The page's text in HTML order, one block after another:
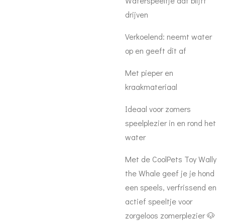
drijven
Verkoelend: neemt water
op en geeft dit af
Met pieper en
kraakmateriaal
Ideaal voor zomers
speelplezier in en rond het
water
Met de CoolPets Toy Wally
the Whale geef je je hond
een speels, verfrissend en
actief speeltje voor
zorgeloos zomerplezier 🐶